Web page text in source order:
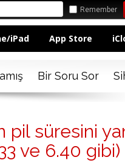
Remember
iPad App Store
Bir Soru Sor
süresini
ve 6.40 gibi)